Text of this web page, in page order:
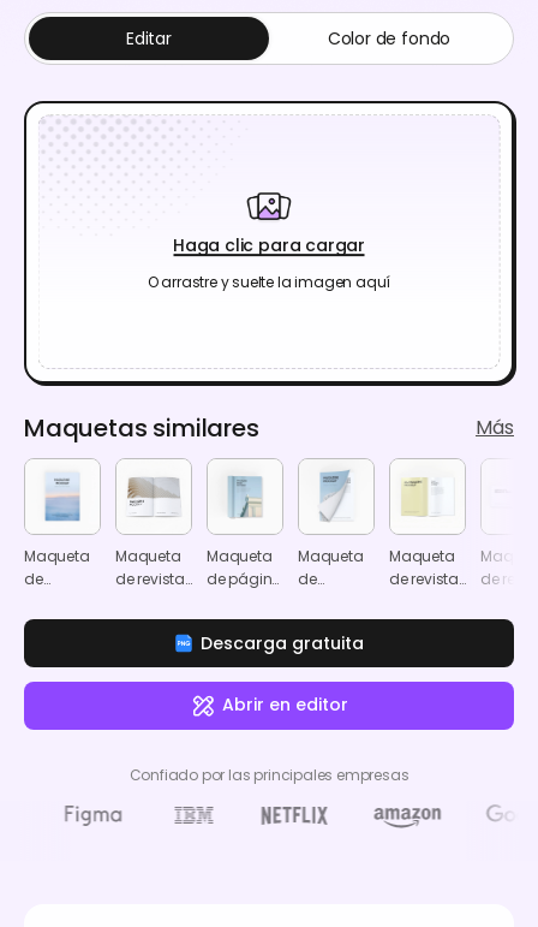
Haga clic para cargar
O arrastre y suelte la imagen aquí
Editar Color de fondo
Maquetas similares Más
Maqueta
de
de revista
Maqueta
de revista
Maqueta
de página
Maqueta
de
de revista
Maqueta
de revista
de
abierta
Descarga gratuita
Abrir en editor
Confiado por las principales empresas